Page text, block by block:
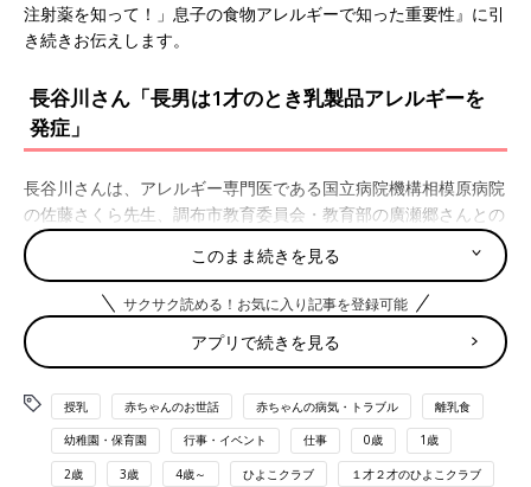
注射薬を知って！」息子の食物アレルギーで知った重要性』に引
き続きお伝えします。
長谷川さん「長男は1才のとき乳製品アレルギーを
発症」
長谷川さんは、アレルギー専門医である国立病院機構相模原病院
の佐藤さくら先生、調布市教育委員会・教育部の廣瀬郷さんとの
トークセッションに登壇しました。まずは、長谷川さんの体験を
紹介します。
「息子の食物アレルギーに気づいたのは
のときでした。最初
はヨーグルトで、次に卵で反応が出ました。せきが出て、顔がパ
ンパンに腫（は）れる、嘔吐（おうと）するなどの症状が出たの
です。医師からは様子を見ましょう、ということで乳製品と卵は
除去して食べさせていました。
現在は小学1年生で、先日、学校のお弁当給食で息子が好きなえ
びフライを選んだのですが、帰宅後に聞くと、えびフライに卵を
使用したマヨネーズがのっていたので残したと言っていました。
このまま続きを見る
サクサク読める！お気に入り記事を登録可能
アプリで続きを見る
授乳 赤ちゃんのお世話 赤ちゃんの病気・トラブル 離乳食
幼稚園・保育園 行事・イベント 仕事 0歳 1歳
2歳 3歳 4歳～ ひよこクラブ １才２才のひよこクラブ